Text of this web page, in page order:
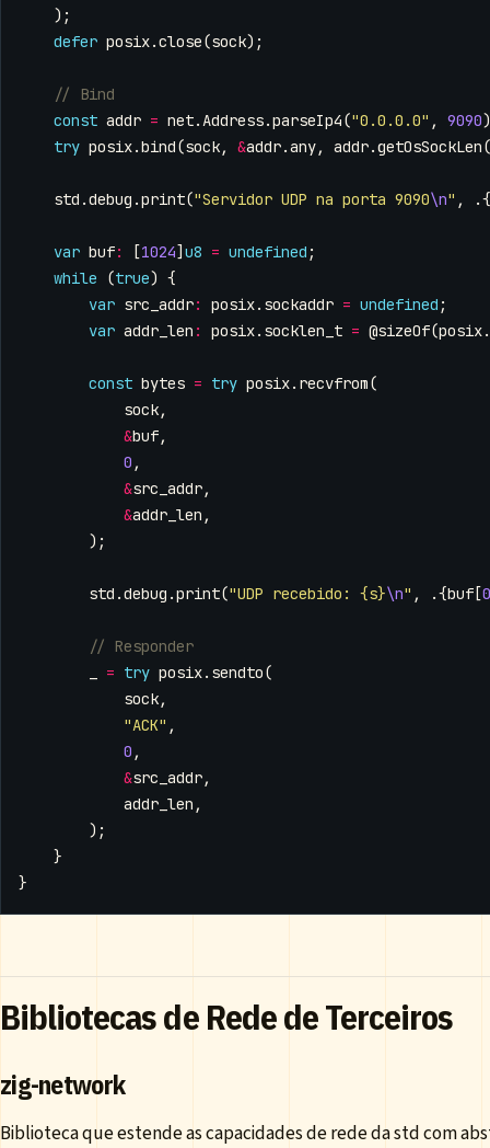
);
defer posix.close(sock);
const addr = net.Address.parseIp4("0.0.0.0" , 9090)
try posix.bind(sock, &addr.any, addr.getOsSockLen
std .debug .print("Servidor UDP na porta 9090\n" ,
var buf: [1024] u8 = undefined ;
while
(true) {
var src_addr: posix. sockaddr = undefined ;
var addr_len : posix. socklen_t = @sizeOf(posix.
const bytes = try posix. recvfrom(
sock,
&buf,
0 ,
&src_addr,
&addr_len ,
);
std .debug .print("UDP recebido: {s}\n" , .{buf [0
= try posix. sendto(
sock,
"ACK" ,
0 ,
&src_addr,
addr_len ,
);
}
}
Bibliotecas de Rede de Terceiros
zig-network
Biblioteca que estende as capacidades de rede da std com